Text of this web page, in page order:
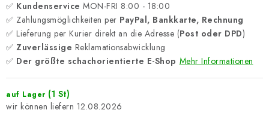
✅ Kundenservice MON-FRI 8:00 - 18:00
✅ Zahlungsmöglichkeiten per PayPal, Bankkarte, Rechnung
✅ Lieferung per Kurier direkt an die Adresse (Post oder DPD)
✅ Zuverlässige Reklamationsabwicklung
✅ Der größte schachorientierte E-Shop Mehr Informationen
auf Lager (1 St)
12.08.2026